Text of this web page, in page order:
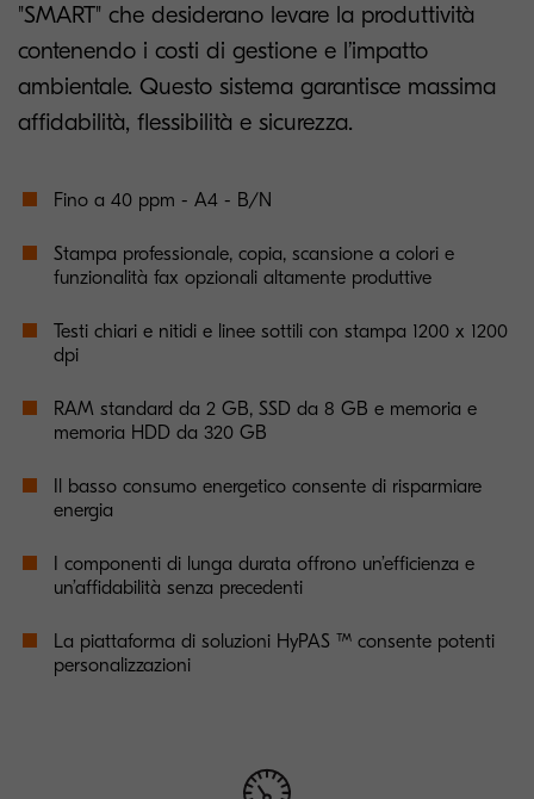
"SMART" che desiderano levare la produttività
contenendo i costi di gestione e l’impatto
ambientale. Questo sistema garantisce massima
affidabilità, flessibilità e sicurezza.
Fino a 40 ppm - A4 - B/N
Stampa professionale, copia, scansione a colori e
funzionalità fax opzionali altamente produttive
Testi chiari e nitidi e linee sottili con stampa 1200 x 1200
dpi
RAM standard da 2 GB, SSD da 8 GB e memoria e
memoria HDD da 320 GB
Il basso consumo energetico consente di risparmiare
energia
I componenti di lunga durata offrono un’efficienza e
un’affidabilità senza precedenti
La piattaforma di soluzioni HyPAS ™ consente potenti
personalizzazioni